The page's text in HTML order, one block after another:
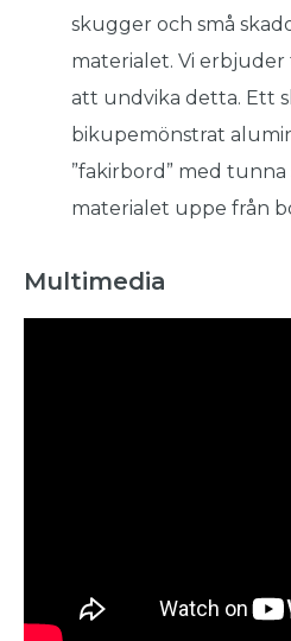
skugger och små
materialet. Vi
att undvika detta. Ett
bikupemönstrat
”fakirbord” med
materialet uppe från
Multimedia